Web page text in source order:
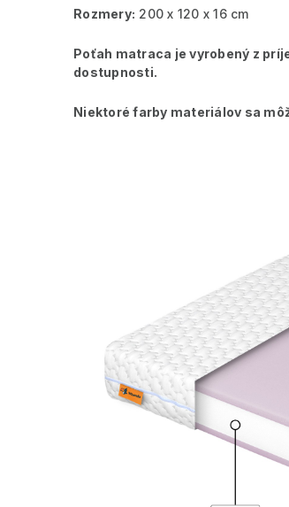
Rozmery: 200 x 120 x 16 cm
Poťah matraca je vyrobený z
dostupnosti.
Niektoré farby materiálov sa